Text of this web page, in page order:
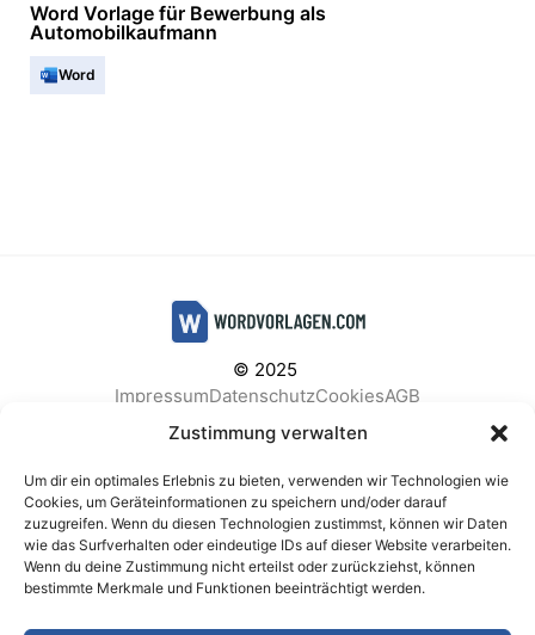
Zustimmung verwalten
Um dir ein optimales Erlebnis zu bieten, verwenden wir Technologien wie
Cookies, um Geräteinformationen zu speichern und/oder darauf
zuzugreifen. Wenn du diesen Technologien zustimmst, können wir Daten
wie das Surfverhalten oder eindeutige IDs auf dieser Website verarbeiten.
Wenn du deine Zustimmung nicht erteilst oder zurückziehst, können
bestimmte Merkmale und Funktionen beeinträchtigt werden.
Word Vorlage für Bewerbung als
Automobilkaufmann
Word
© 2025
ImpressumDatenschutzCookiesAGB
Facebook
Instagram
BELIEBTE KATEGORIEN
Berichte & Analysen Business
Einkauf & Beschaffung